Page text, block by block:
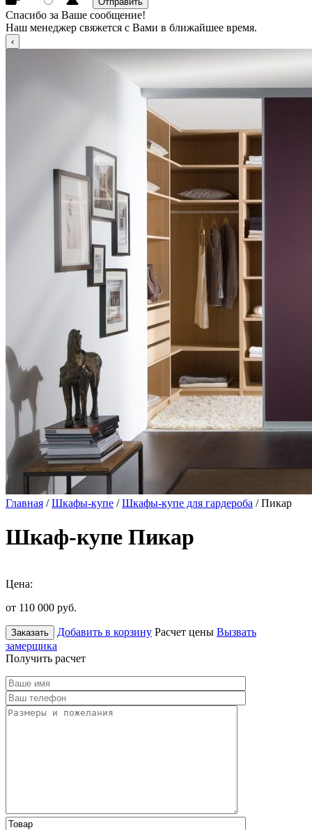
Спасибо за Ваше сообщение!
Наш менеджер свяжется с Вами в ближайшее время.
Главная /Шкафы-купе /Шкафы-купе для гардероба / Пикар
Шкаф-купе Пикар
Цена:
от 110 000 руб.
Заказать Добавить в корзину Расчет цены Вызвать
замерщика
Получить расчет